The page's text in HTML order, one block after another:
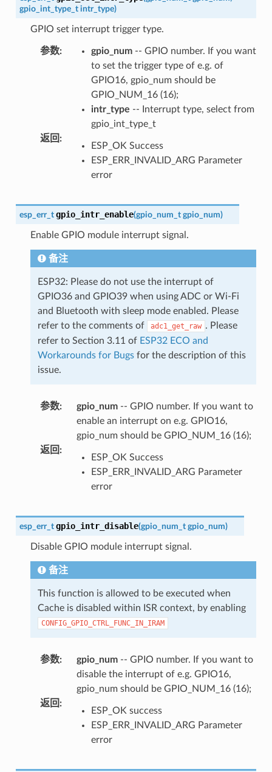
gpio_int_type_t intr_type)
GPIO set interrupt trigger type.
参数: gpio_num-- GPIO number. If you want
to set the trigger type of e.g. of
GPIO16, gpio_num should be
GPIO_NUM_16 (16);
intr_type -- Interrupt type, select from
gpio_int_type_t
返回 :
ESP_OK Success
ESP_ERR_INVALID_ARG Parameter
error
esp_err_t gpio_intr_enable(gpio_num_t gpio_num)
Enable GPIO module interrupt signal.
备注
ESP32: Please do not use the interrupt of
GPIO36 and GPIO39 when using ADC or Wi-Fi
and Bluetooth with sleep mode enabled. Please
refer to the comments of
adc1_get_raw . Please
refer to Section 3.11 of ESP32 ECO and
Workarounds for Bugsfor the description of this
issue.
参数: gpio_num-- GPIO number. If you want to
enable an interrupt on e.g. GPIO16,
gpio_num should be GPIO_NUM_16 (16);
返回 :
ESP_OK Success
ESP_ERR_INVALID_ARG Parameter
error
esp_err_t gpio_intr_disable(gpio_num_t gpio_num)
Disable GPIO module interrupt signal.
备注
This function is allowed to be executed when
Cache is disabled within ISR context, by enabling
CONFIG_GPIO_CTRL_FUNC_IN_IRAM
参数: gpio_num-- GPIO number. If you want to
disable the interrupt of e.g. GPIO16,
gpio_num should be GPIO_NUM_16 (16);
返回 :
ESP_OK success
ESP_ERR_INVALID_ARG Parameter
error